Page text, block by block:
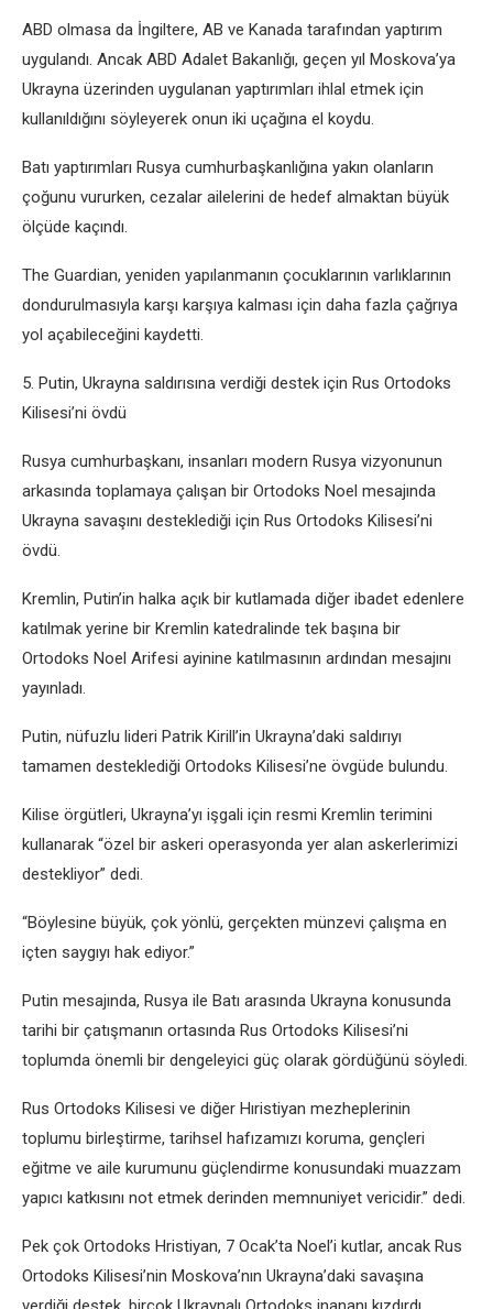
ABD olmasa da İngiltere, AB ve Kanada tarafından yaptırım
uygulandı. Ancak ABD Adalet Bakanlığı, geçen yıl Moskova’ya
Ukrayna üzerinden uygulanan yaptırımları ihlal etmek için
kullanıldığını söyleyerek onun iki uçağına el koydu.
Batı yaptırımları Rusya cumhurbaşkanlığına yakın olanların
çoğunu vururken, cezalar ailelerini de hedef almaktan büyük
ölçüde kaçındı.
The Guardian, yeniden yapılanmanın çocuklarının varlıklarının
dondurulmasıyla karşı karşıya kalması için daha fazla çağrıya
yol açabileceğini kaydetti.
5. Putin, Ukrayna saldırısına verdiği destek için Rus Ortodoks
Kilisesi’ni övdü
Rusya cumhurbaşkanı, insanları modern Rusya vizyonunun
arkasında toplamaya çalışan bir Ortodoks Noel mesajında ​​​​
Ukrayna savaşını desteklediği için Rus Ortodoks Kilisesi’ni
övdü.
Kremlin, Putin’in halka açık bir kutlamada diğer ibadet edenlere
katılmak yerine bir Kremlin katedralinde tek başına bir
Ortodoks Noel Arifesi ayinine katılmasının ardından mesajını
yayınladı.
Putin, nüfuzlu lideri Patrik Kirill’in Ukrayna’daki saldırıyı
tamamen desteklediği Ortodoks Kilisesi’ne övgüde bulundu.
Kilise örgütleri, Ukrayna’yı işgali için resmi Kremlin terimini
kullanarak “özel bir askeri operasyonda yer alan askerlerimizi
destekliyor” dedi.
“Böylesine büyük, çok yönlü, gerçekten münzevi çalışma en
içten saygıyı hak ediyor.”
Putin mesajında, Rusya ile Batı arasında Ukrayna konusunda
tarihi bir çatışmanın ortasında Rus Ortodoks Kilisesi’ni
toplumda önemli bir dengeleyici güç olarak gördüğünü söyledi.
Rus Ortodoks Kilisesi ve diğer Hıristiyan mezheplerinin
toplumu birleştirme, tarihsel hafızamızı koruma, gençleri
eğitme ve aile kurumunu güçlendirme konusundaki muazzam
yapıcı katkısını not etmek derinden memnuniyet vericidir.” dedi.
Pek çok Ortodoks Hristiyan, 7 Ocak’ta Noel’i kutlar, ancak Rus
Ortodoks Kilisesi’nin Moskova’nın Ukrayna’daki savaşına